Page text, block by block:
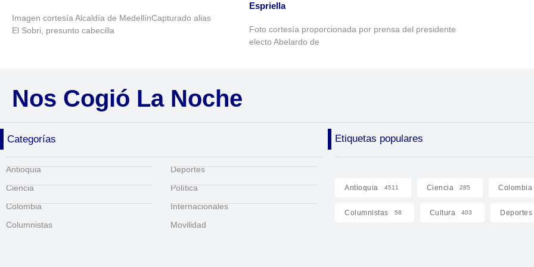
Imagen cortesía Alcaldía de MedellínCapturado alias
El Sobri, presunto cabecilla
Espriella
Foto cortesía proporcionada por prensa del presidente
electo Abelardo de
Nos Cogió La Noche
Categorías Etiquetas populares
Antioquia
Ciencia
Colombia
Columnistas
Deportes
Política
Internacionales
Movilidad
Antioquia 4511 Ciencia 285 Colombia
Columnistas 58 Cultura 403 Deportes